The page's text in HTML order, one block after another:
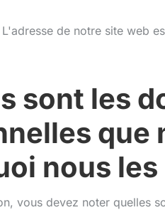
L'adresse de notre site web
sont les
que
nous
vous devez noter quelles